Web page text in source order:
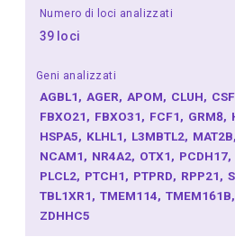
Numero di loci analizzati
39 loci
Geni analizzati
AGBL1 AGER APOM CLUH
FBXO21 FBXO31 FCF1 GRM8
HSPA5 KLHL1 L3MBTL2 MAT2B
NCAM1 NR4A2 OTX1 PCDH17
PLCL2 PTCH1 PTPRD RPP21
TBL1XR1 TMEM114 TMEM161B
ZDHHC5